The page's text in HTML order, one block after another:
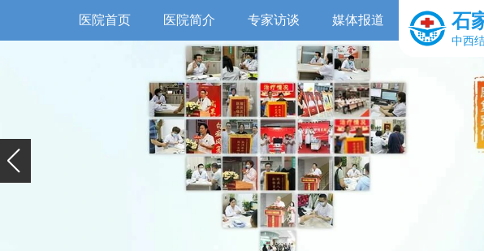
医院首页 医院简介 专家访谈 媒体报道 石
中西